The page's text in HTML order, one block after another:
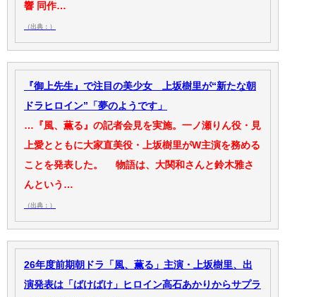
響 同作…
（出典：）
『御上先生』で注目の美少女 上坂樹里が“新たな朝
ドラヒロイン”「夢のようです」
…『風、薫る』の記者会見を実施。一ノ瀬りん役・見
上愛とともに大家直美役・上坂樹里がW主演を務める
ことを発表した。 物語は、大関和さんと鈴木雅さ
んという…
（出典：）
26年度前期朝ドラ「風、薫る」主演・上坂樹里、出
演発表は「ばけばけ」ヒロイン高石あかりからサプラ